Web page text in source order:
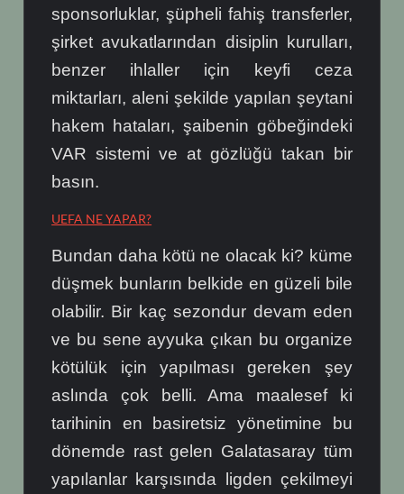
sponsorluklar, şüpheli fahiş transferler,
şirket avukatlarından disiplin kurulları,
benzer ihlaller için keyfi ceza
miktarları, aleni şekilde yapılan şeytani
hakem hataları, şaibenin göbeğindeki
VAR sistemi ve at gözlüğü takan bir
basın.
UEFA NE YAPAR?
Bundan daha kötü ne olacak ki? küme
düşmek bunların belkide en güzeli bile
olabilir. Bir kaç sezondur devam eden
ve bu sene ayyuka çıkan bu organize
kötülük için yapılması gereken şey
aslında çok belli. Ama maalesef ki
tarihinin en basiretsiz yönetimine bu
dönemde rast gelen Galatasaray tüm
yapılanlar karşısında ligden çekilmeyi